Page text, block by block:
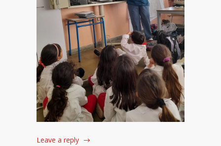
Leave a reply